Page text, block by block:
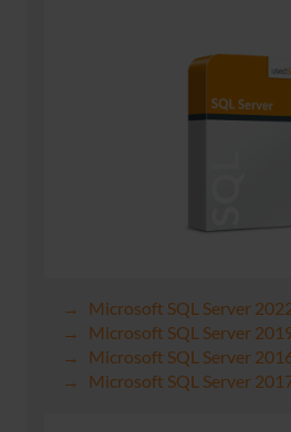
Microsoft SQL Server
Microsoft SQL Server
Microsoft SQL Server
Microsoft SQL Server